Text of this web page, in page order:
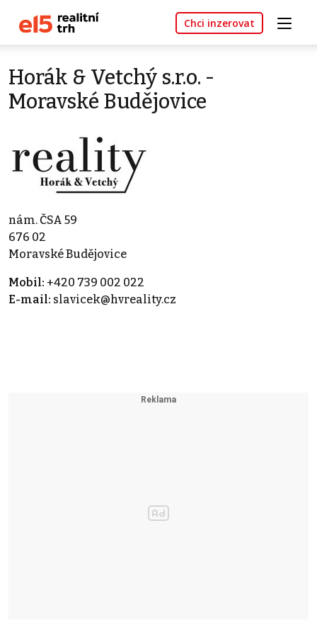
Chci inzerovat
Horák & Vetchý s.r.o. -
Moravské Budějovice
nám. ČSA 59
676 02
Moravské Budějovice
Mobil: +420 739 002 022
E-mail: slavicek@hvreality.cz